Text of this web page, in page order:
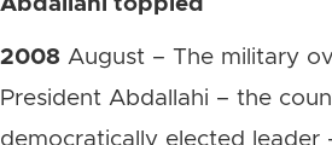
2008 August – The military
President Abdallahi – the
democratically elected leader